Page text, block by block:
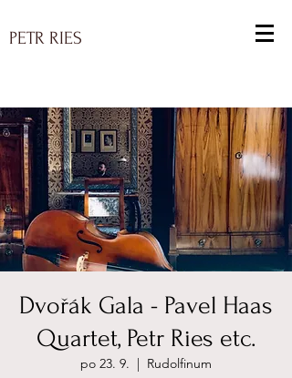
PETR RIES
Dvořák Gala - Pavel Haas
Quartet, Petr Ries etc.
po 23. 9.
  |
Rudolfinum